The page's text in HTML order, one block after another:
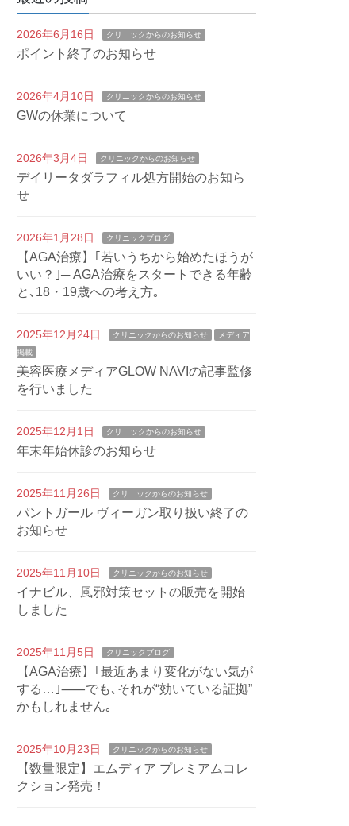
2026年6月16日 クリニックからのお知らせ
ポイント終了のお知らせ
2026年4月10日 クリニックからのお知らせ
GWの休業について
2026年3月4日 クリニックからのお知らせ
デイリータダラフィル処方開始のお知ら
せ
2026年1月28日 クリニックブログ
【AGA治療】｢若いうちから始めたほうが
いい？｣─ AGA治療をスタートできる年齢
と､18・19歳への考え方｡
2025年12月24日 クリニックからのお知らせ
メディア
掲載
美容医療メディアGLOW NAVIの記事監修
を行いました
2025年12月1日 クリニックからのお知らせ
年末年始休診のお知らせ
2025年11月26日 クリニックからのお知らせ
パントガール ヴィーガン取り扱い終了の
お知らせ
2025年11月10日 クリニックからのお知らせ
イナビル、風邪対策セットの販売を開始
しました
2025年11月5日 クリニックブログ
【AGA治療】｢最近あまり変化がない気が
する…｣⸺でも､それが“効いている証拠”
かもしれません｡
2025年10月23日 クリニックからのお知らせ
【数量限定】エムディア プレミアムコレ
クション発売！